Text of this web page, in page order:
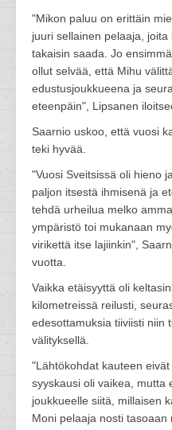
"Mikon paluu on erittäin
juuri sellainen pelaaja,
takaisin saada. Jo
ollut selvää, että Mihu
edustusjoukkueena ja
eteenpäin", Lipsanen
Saarnio uskoo, että vuosi
teki hyvää.
"Vuosi Sveitsissä oli hieno
paljon itsestä ihmisenä ja
tehdä urheilua melko
ympäristö toi mukanaan
virikettä itse lajiinkin",
vuotta.
Vaikka etäisyyttä oli
kilometreissä reilusti,
edesottamuksia tiiviisti niin
välityksellä.
"Lähtökohdat kauteen
syyskausi oli vaikea, mutta
joukkueelle siitä, millaisen
Moni pelaaja nosti